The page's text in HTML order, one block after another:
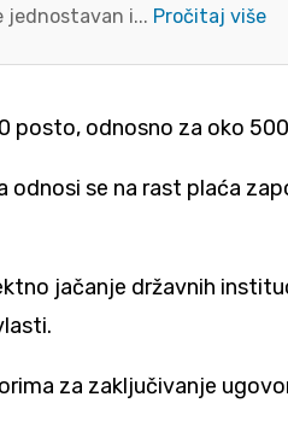
jednostavan i... Pročitaj više
odnosno za oko 500
se na rast plaća
jačanje državnih
za zaključivanje